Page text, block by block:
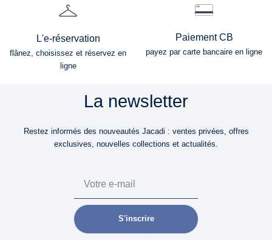
L'e-réservation
flânez, choisissez et réservez en
ligne
Paiement CB
payez par carte bancaire en ligne
La newsletter
Restez informés des nouveautés Jacadi : ventes privées, offres
exclusives, nouvelles collections et actualités.
S'inscrire